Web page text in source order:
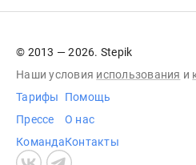
© 2013 — 2026. Stepik
Наши условия использования и
Тарифы
Прессе
Команда
Помощь
О нас
Контакты